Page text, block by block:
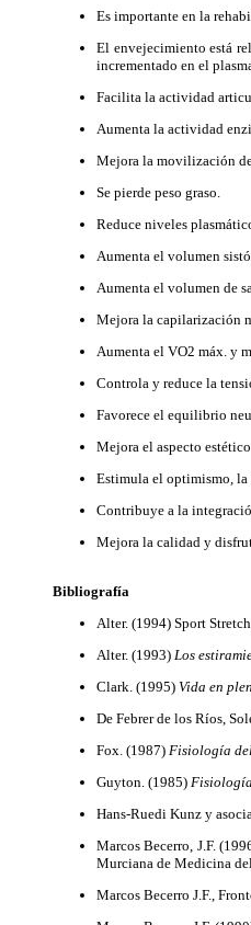
Es importante en la
El envejecimiento está
incrementado en el
Facilita la actividad
Aumenta la actividad
Mejora la movilización
Se pierde peso graso.
Reduce niveles
Aumenta el volumen
Aumenta el volumen de
Mejora la capilarización
Aumenta el VO2 máx. y
Controla y reduce la
Favorece el equilibrio
Mejora el aspecto
Estimula el optimismo,
Contribuye a la
Mejora la calidad y
Bibliografía
Alter. (1994) Sport
Alter. (1993) Los
Clark. (1995) Vida en
De Febrer de los Ríos,
Fox. (1987) Fisiología
Guyton. (1985)
Hans-Ruedi Kunz y
Marcos Becerro, J.F.
Murciana de Medicina
Marcos Becerro J.F.,